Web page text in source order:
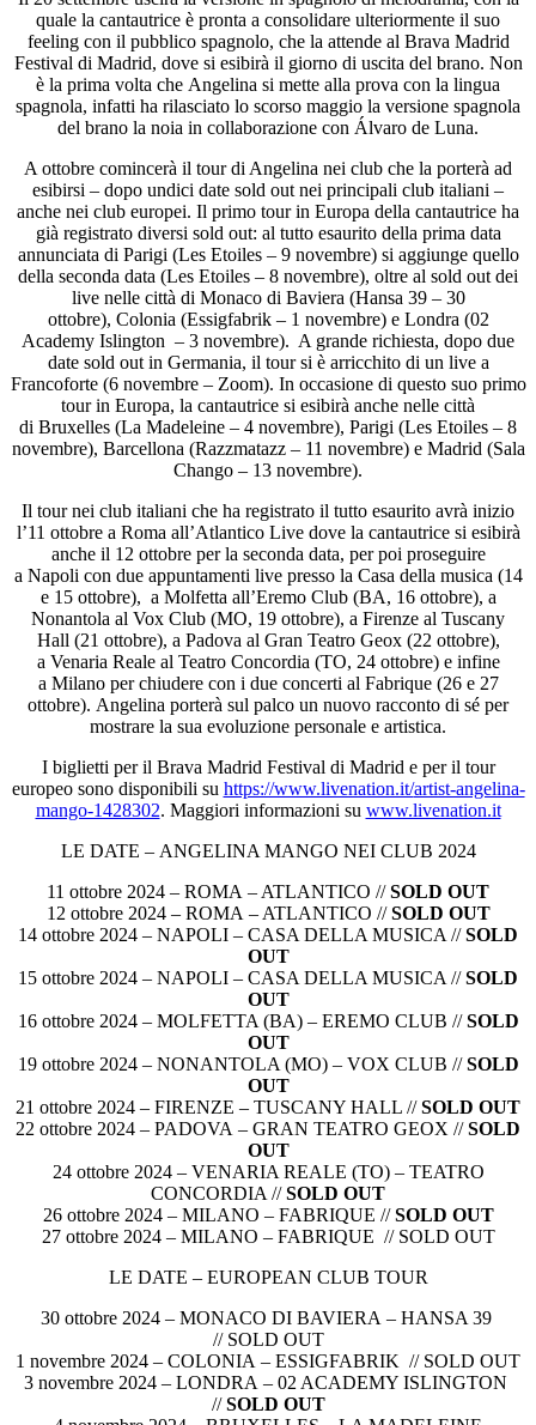
quale la cantautrice è pronta a consolidare ulteriormente il suo
feeling con il pubblico spagnolo, che la attende al Brava Madrid
Festival di Madrid, dove si esibirà il giorno di uscita del brano. Non
è la prima volta che Angelina si mette alla prova con la lingua
spagnola, infatti ha rilasciato lo scorso maggio la versione spagnola
del brano la noia in collaborazione con Álvaro de Luna.
A ottobre comincerà il tour di Angelina nei club che la porterà ad
esibirsi – dopo undici date sold out nei principali club italiani –
anche nei club europei. Il primo tour in Europa della cantautrice ha
già registrato diversi sold out: al tutto esaurito della prima data
annunciata di Parigi (Les Etoiles – 9 novembre) si aggiunge quello
della seconda data (Les Etoiles – 8 novembre), oltre al sold out dei
live nelle città di Monaco di Baviera (Hansa 39 – 30
ottobre), Colonia (Essigfabrik – 1 novembre) e Londra (02
Academy Islington – 3 novembre). A grande richiesta, dopo due
date sold out in Germania, il tour si è arricchito di un live a
Francoforte (6 novembre – Zoom). In occasione di questo suo primo
tour in Europa, la cantautrice si esibirà anche nelle città
di Bruxelles (La Madeleine – 4 novembre), Parigi (Les Etoiles – 8
novembre), Barcellona (Razzmatazz – 11 novembre) e Madrid (Sala
Chango – 13 novembre).
Il tour nei club italiani che ha registrato il tutto esaurito avrà inizio
l’11 ottobre a Roma all’Atlantico Live dove la cantautrice si esibirà
anche il 12 ottobre per la seconda data, per poi proseguire
a Napoli con due appuntamenti live presso la Casa della musica (14
e 15 ottobre), a Molfetta all’Eremo Club (BA, 16 ottobre), a
Nonantola al Vox Club (MO, 19 ottobre), a Firenze al Tuscany
Hall (21 ottobre), a Padova al Gran Teatro Geox (22 ottobre),
a Venaria Reale al Teatro Concordia (TO, 24 ottobre) e infine
a Milano per chiudere con i due concerti al Fabrique (26 e 27
ottobre). Angelina porterà sul palco un nuovo racconto di sé per
mostrare la sua evoluzione personale e artistica.
I biglietti per il Brava Madrid Festival di Madrid e per il tour
europeo sono disponibili su https://www.livenation.it/artist-angelina-
mango-1428302. Maggiori informazioni su www.livenation.it
LE DATE – ANGELINA MANGO NEI CLUB 2024
11 ottobre 2024 – ROMA – ATLANTICO //SOLD OUT
12 ottobre 2024 – ROMA – ATLANTICO //SOLD OUT
14 ottobre 2024 – NAPOLI – CASA DELLA MUSICA //SOLD
OUT
15 ottobre 2024 – NAPOLI – CASA DELLA MUSICA //SOLD
OUT
16 ottobre 2024 – MOLFETTA (BA) – EREMO CLUB //SOLD
OUT
19 ottobre 2024 – NONANTOLA (MO) – VOX CLUB //SOLD
OUT
21 ottobre 2024 – FIRENZE – TUSCANY HALL //SOLD OUT
22 ottobre 2024 – PADOVA – GRAN TEATRO GEOX //SOLD
OUT
24 ottobre 2024 – VENARIA REALE (TO) – TEATRO
CONCORDIA //SOLD OUT
26 ottobre 2024 – MILANO – FABRIQUE //SOLD OUT
27 ottobre 2024 – MILANO – FABRIQUE // SOLD OUT
LE DATE – EUROPEAN CLUB TOUR
30 ottobre 2024 – MONACO DI BAVIERA – HANSA 39
// SOLD OUT
1 novembre 2024 – COLONIA – ESSIGFABRIK // SOLD OUT
3 novembre 2024 – LONDRA – 02 ACADEMY ISLINGTON
//SOLD OUT